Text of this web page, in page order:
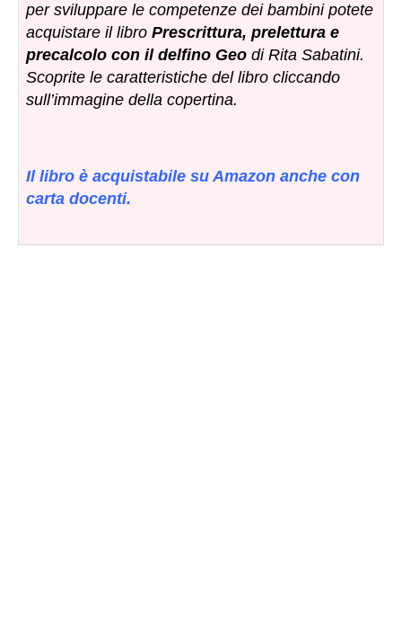
per sviluppare le competenze dei bambini potete
acquistare il libro Prescrittura, prelettura e
precalcolo con il delfino Geo di Rita Sabatini.
Scoprite le caratteristiche del libro cliccando
sull’immagine della copertina.
Il libro è acquistabile su Amazon anche con
carta docenti.